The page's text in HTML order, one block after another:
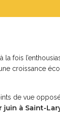
la fois
croissance
de vue
à Saint-